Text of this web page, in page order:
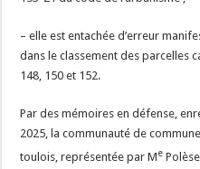
– elle est entachée d’erreur
dans le classement des parcelles
148, 150 et 152.
Par des mémoires en défense,
2025, la communauté de
toulois, représentée par Me